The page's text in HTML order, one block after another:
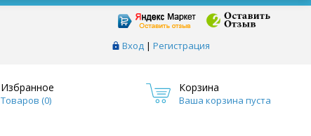
Вход | Регистрация
Избранное
Товаров (0)
Корзина
Ваша корзина пуста